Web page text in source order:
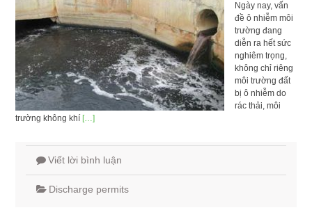
Ngày nay, vấn
đề ô nhiễm môi
trường đang
diễn ra hết sức
nghiêm trọng,
không chỉ riêng
môi trường đất
bị ô nhiễm do
rác thải, môi
trường không khí […]
Viết lời bình luận
Discharge permits